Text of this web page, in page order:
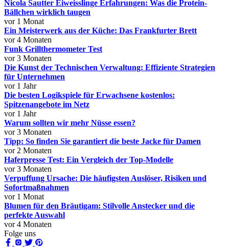
Nicola Sautter Eiweisslinge Erfahrungen: Was die Protein-
Bällchen wirklich taugen
vor 1 Monat
Ein Meisterwerk aus der Küche: Das Frankfurter Brett
vor 4 Monaten
Funk Grillthermometer Test
vor 3 Monaten
Die Kunst der Technischen Verwaltung: Effiziente Strategien
für Unternehmen
vor 1 Jahr
Die besten Logikspiele für Erwachsene kostenlos:
Spitzenangebote im Netz
vor 1 Jahr
Warum sollten wir mehr Nüsse essen?
vor 3 Monaten
Tipp: So finden Sie garantiert die beste Jacke für Damen
vor 2 Monaten
Haferpresse Test: Ein Vergleich der Top-Modelle
vor 3 Monaten
Verpuffung Ursache: Die häufigsten Auslöser, Risiken und
Sofortmaßnahmen
vor 1 Monat
Blumen für den Bräutigam: Stilvolle Anstecker und die
perfekte Auswahl
vor 4 Monaten
Folge uns